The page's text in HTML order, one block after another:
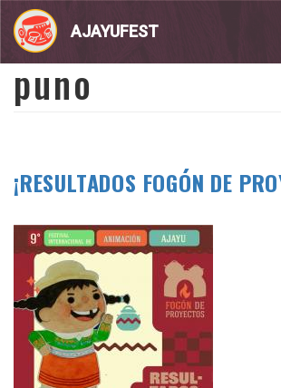
Pasar
contenido
principal
AJAYUFEST
puno
¡RESULTADOS FOGÓN DE